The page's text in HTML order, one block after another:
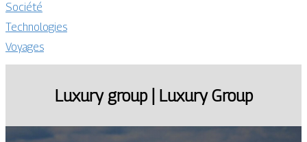
Société
Technologies
Voyages
Luxury group | Luxury Group